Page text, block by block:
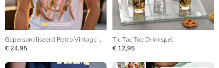
Gepersonaliseerd Retro Vintage Bootleg T-shirt
€ 24,95
Tic Tac Toe Drinkspel
€ 12,95